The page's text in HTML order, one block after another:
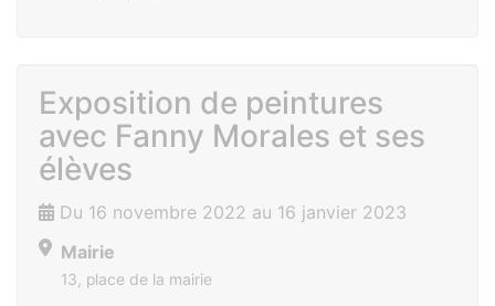
Exposition de peintures
avec Fanny Morales et ses
élèves
Du 16 novembre 2022 au 16 janvier 2023
Mairie
13, place de la mairie